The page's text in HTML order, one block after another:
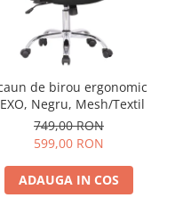
de birou ergonomic
Negru, Mesh/Textil
749,00 RON
599,00 RON
ADAUGA IN COS